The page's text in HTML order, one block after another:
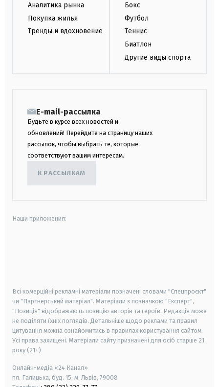
Аналитика рынка
Покупка жилья
Тренды и вдохновение
Бокс
Футбол
Теннис
Биатлон
Другие виды спорта
E-mail-рассылка
Будьте в курсе всех новостей и
обновлений! Перейдите на страницу наших
рассылок, чтобы выбрать те, которые
соответствуют вашим интересам.
К РАССЫЛКАМ
Наши приложения:
Всі комерційні рекламні матеріали позначені словами "Спецпроєкт"
чи "Партнерський матеріал". Матеріали з позначкою "Експерт",
"Позиція" відображають позицію авторів та героїв. Редакція може
не поділяти їхніх поглядів. Детальніше щодо реклами та правил
цитування можна ознайомитись в правилах користування сайтом.
Усі права захищені. Матеріали сайту призначені для осіб старше 21
року (21+)
Онлайн-медіа «24 Канал»
пл. Галицька, буд. 15, м. Львів, 79008